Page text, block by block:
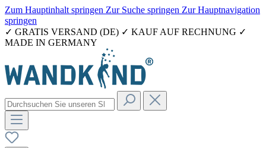
Zum Hauptinhalt springen Zur Suche springen Zur Hauptnavigation
springen
✓ GRATIS VERSAND (DE) ✓ KAUF AUF RECHNUNG ✓
MADE IN GERMANY